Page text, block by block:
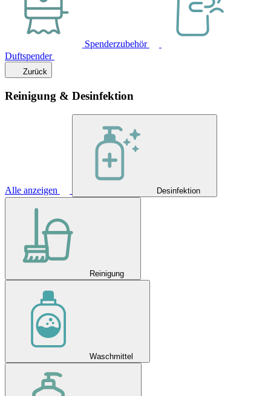
Spenderzubehör
Duftspender
Zurück
Reinigung & Desinfektion
Alle anzeigen Desinfektion
Reinigung
Waschmittel